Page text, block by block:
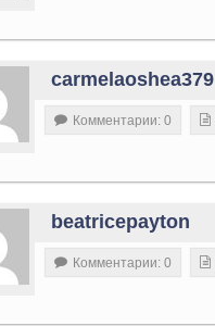
carmelaoshea379
Комментарии: 0
beatricepayton
Комментарии: 0